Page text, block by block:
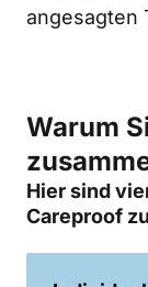
angesagten
Warum
Hier sind
Careproof